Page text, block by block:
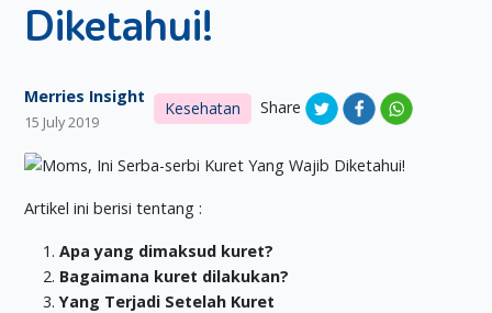
Diketahui!
Merries Insight
15 July 2019
Kesehatan Share
Artikel ini berisi tentang :
Apa yang dimaksud kuret?
Bagaimana kuret dilakukan?
Yang Terjadi Setelah Kuret